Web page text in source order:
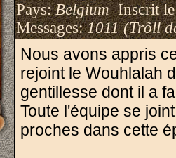
Pays:BelgiumInscrit
Messages:1011 (Trõll
Nous avons appris
rejoint le Wouhlalah
gentillesse dont il a
Toute l'équipe se
proches dans cette